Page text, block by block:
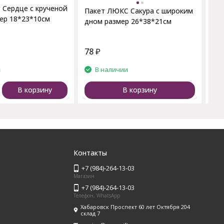
с крученой
18*23*10см
В корзину
Пакет ЛЮКС Сакура с широким
дном размер 26*38*21см
78₽
В наличии
В корзину
Контакты
+7 (984)-264-13-03
Магазин
+7 (984)-264-13-03
Телефон, WhatsApp
Хабаровск Проспект 60 лет Октября 204
склад 7